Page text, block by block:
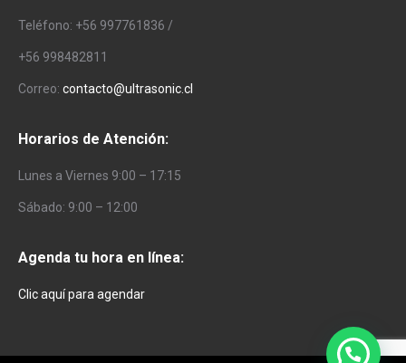
Teléfono: +56 997761836 /
+56 998482811
Correo: contacto@ultrasonic.cl
Horarios de Atención:
Lunes a Viernes 9:00 – 17:15
Sábado: 9:00 – 12:00
Agenda tu hora en línea:
Clic aquí para agendar